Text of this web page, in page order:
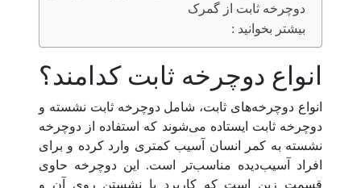
دوچرخه ثابت از گمرک
بیشتر بخوانید :
انواع دوچرخه ثابت کدامند؟
انواع دوچرخه‌های ثابت، شامل دوچرخه ثابت نشسته و
دوچرخه ثابت ایستاده می‌شوند که استفاده از دوچرخه
نشسته به کمر انسان آسیب کمتری وارد کرده و برای
افراد آسیب‌دیده مناسب‌تر است. این دوچرخه حاوی
قسمت زین است که کاربرد با نشستن روی آن و